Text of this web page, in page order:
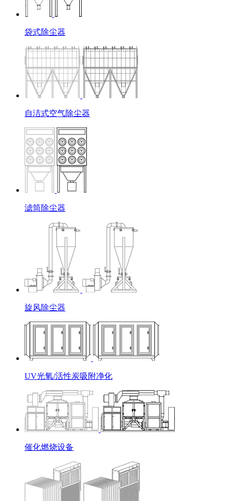
袋式除尘器
自洁式空气除尘器
滤筒除尘器
旋风除尘器
UV光氧/活性炭吸附净化
催化燃烧设备